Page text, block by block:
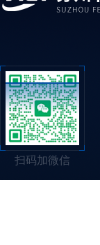
扫码加微信